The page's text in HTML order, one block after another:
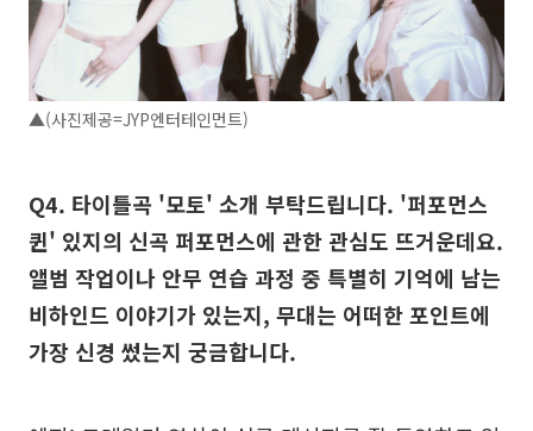
▲(사진제공=JYP엔터테인먼트)
Q4. 타이틀곡 '모토' 소개 부탁드립니다. '퍼포먼스
퀸' 있지의 신곡 퍼포먼스에 관한 관심도 뜨거운데요.
앨범 작업이나 안무 연습 과정 중 특별히 기억에 남는
비하인드 이야기가 있는지, 무대는 어떠한 포인트에
가장 신경 썼는지 궁금합니다.